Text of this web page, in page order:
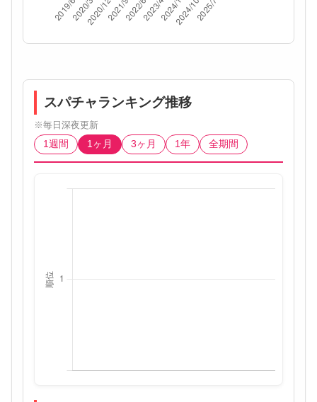
スパチャランキング推移
※毎日深夜更新
1週間
1ヶ月 3ヶ月 1年 全期間